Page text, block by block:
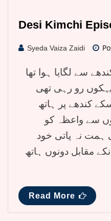
Desi Kimchi
Syeda Vaiza Zaidi
کندھے سے لگایا ہوا تھا
رو رہی تھی
کندھے پر ہاتھ
سے واعظہ کو
ہمت نہ پاتی خود
مقابل دونوں ہاتھ
Read More